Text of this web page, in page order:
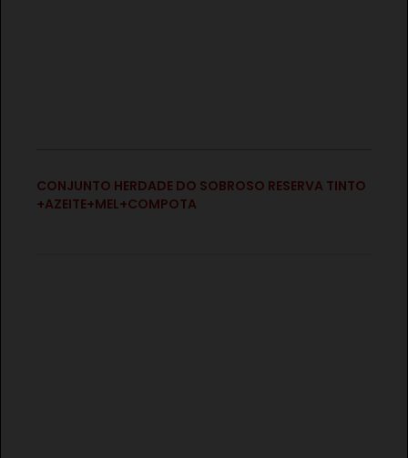
CONJUNTO HERDADE DO SOBROSO RESERVA TINTO
+AZEITE+MEL+COMPOTA